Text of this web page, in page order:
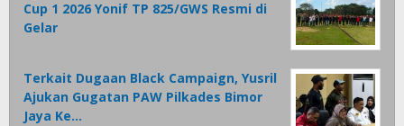
Cup 1 2026 Yonif TP 825/GWS Resmi di
Gelar
Terkait Dugaan Black Campaign, Yusril
Ajukan Gugatan PAW Pilkades Bimor
Jaya Ke…